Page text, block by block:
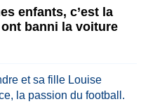
enfants, c’est la
banni la voiture